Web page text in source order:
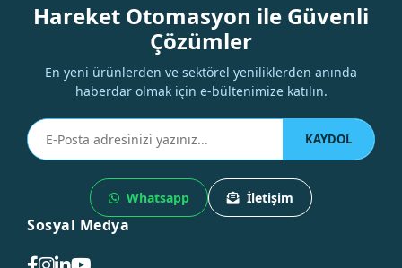
Hareket Otomasyon ile Güvenli
Çözümler
En yeni ürünlerden ve sektörel yeniliklerden anında
haberdar olmak için e-bültenimize katılın.
KAYDOL
Whatsapp İletişim
Sosyal Medya